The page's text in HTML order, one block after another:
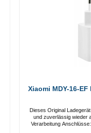
Xiaomi MDY-16-
Dieses Original
und zuverlässig wieder
Verarbeitung Anschlüsse: USB-A Output: 33W Farbe: Weiss Kabel